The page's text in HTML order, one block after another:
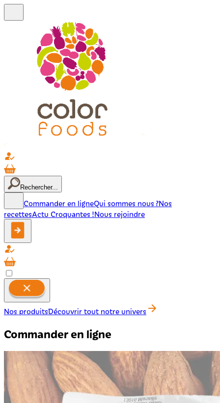
Rechercher...
Commander en ligneQui sommes nous ?Nos
recettesActu Croquantes !Nous rejoindre
Nos produitsDécouvrir tout notre univers
Commander en ligne